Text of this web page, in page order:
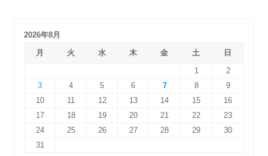
2026年8月
月
火 水 木 金 土
日
1
2
3
4 5 6 7 8
9
10
11 12 13 14 15
16
17
18 19 20 21 22
23
24
25 26 27 28 29
30
31